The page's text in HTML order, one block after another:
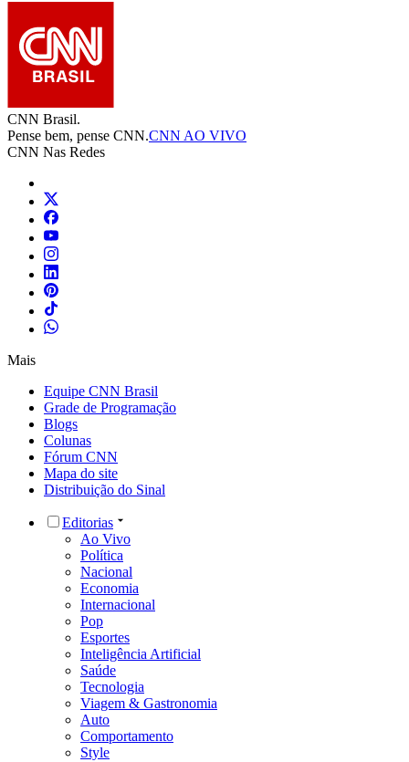
CNN Brasil.
Pense bem, pense CNN.CNN AO VIVO
CNN Nas Redes
Mais
Equipe CNN Brasil
Grade de Programação
Blogs
Colunas
Fórum CNN
Mapa do site
Distribuição do Sinal
Editorias
Ao Vivo
Política
Nacional
Economia
Internacional
Pop
Esportes
Inteligência Artificial
Saúde
Tecnologia
Viagem & Gastronomia
Auto
Comportamento
Style